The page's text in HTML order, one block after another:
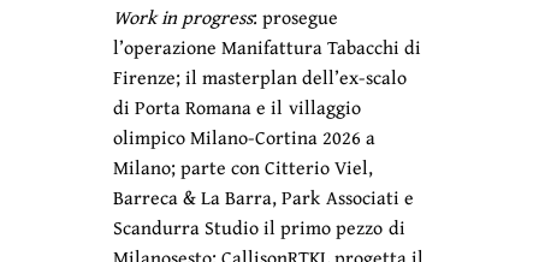
Work in progress: prosegue
l’operazione Manifattura Tabacchi di
Firenze; il masterplan dell’ex-scalo
di Porta Romana e il villaggio
olimpico Milano-Cortina 2026 a
Milano; parte con Citterio Viel,
Barreca & La Barra, Park Associati e
Scandurra Studio il primo pezzo di